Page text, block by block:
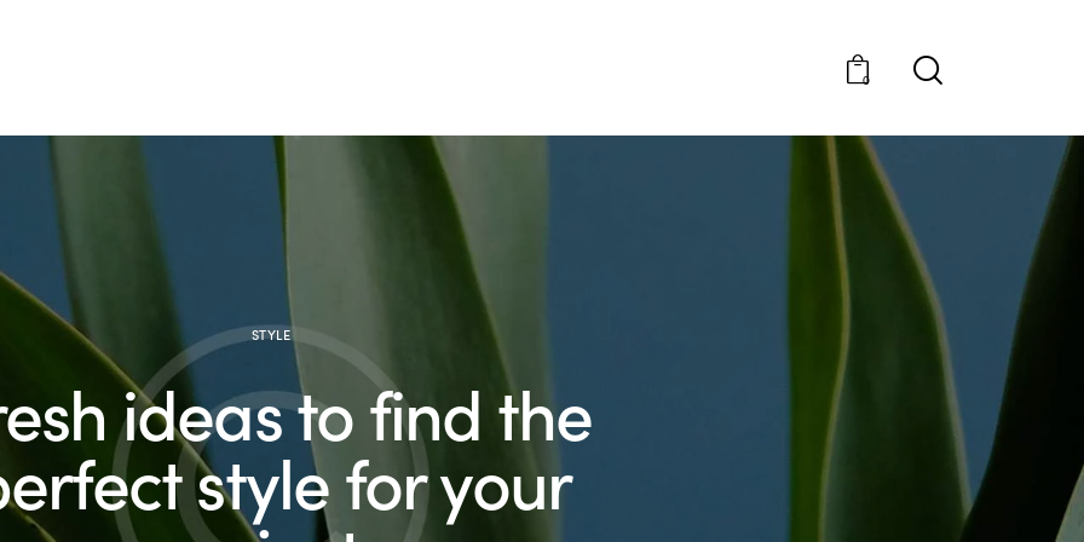
0
STYLE
ideas to find the
style for your